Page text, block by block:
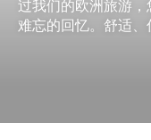
过我们的欧洲旅游
难忘的回忆。舒适、